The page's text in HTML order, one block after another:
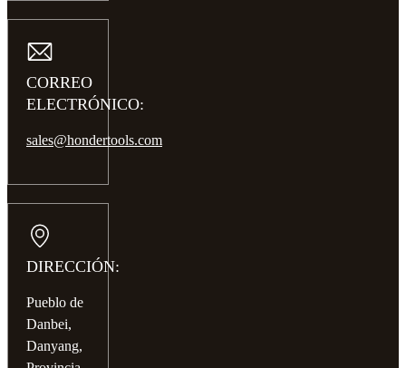
CORREO
ELECTRÓNICO:
sales@hondertools.com
DIRECCIÓN:
Pueblo de
Danbei,
Danyang,